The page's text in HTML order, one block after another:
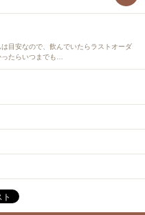
目安なので、飲んでいたらラストオーダ
たらいつまでも…